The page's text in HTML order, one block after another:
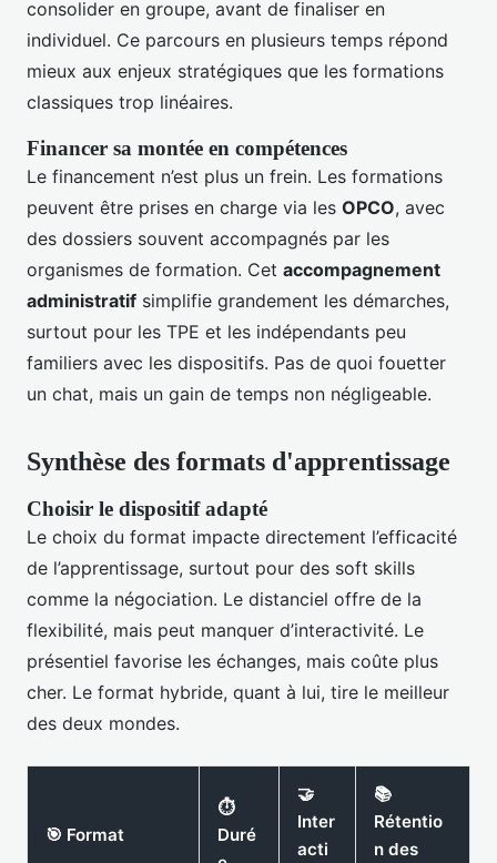
consolider en groupe, avant de finaliser en
individuel. Ce parcours en plusieurs temps répond
mieux aux enjeux stratégiques que les formations
classiques trop linéaires.
Financer sa montée en compétences
Le financement n’est plus un frein. Les formations
peuvent être prises en charge via les OPCO, avec
des dossiers souvent accompagnés par les
organismes de formation. Cet accompagnement
administratif simplifie grandement les démarches,
surtout pour les TPE et les indépendants peu
familiers avec les dispositifs. Pas de quoi fouetter
un chat, mais un gain de temps non négligeable.
Synthèse des formats d'apprentissage
Choisir le dispositif adapté
Le choix du format impacte directement l’efficacité
de l’apprentissage, surtout pour des soft skills
comme la négociation. Le distanciel offre de la
flexibilité, mais peut manquer d’interactivité. Le
présentiel favorise les échanges, mais coûte plus
cher. Le format hybride, quant à lui, tire le meilleur
des deux mondes.
🎯 Format
⏱️
Duré
🤝
Inter
acti
📚
Rétentio
n des